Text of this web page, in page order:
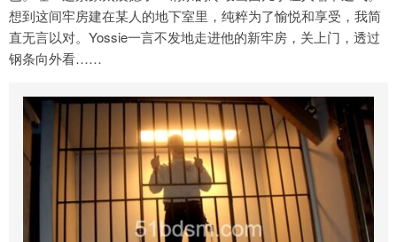
想到这间牢房建在某人的地下室里，纯粹为了愉悦和享受，我简
直无言以对。Yossie一言不发地走进他的新牢房，关上门，透过
钢条向外看……